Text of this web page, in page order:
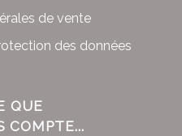
de vente
des données
QUE
COMPTE...